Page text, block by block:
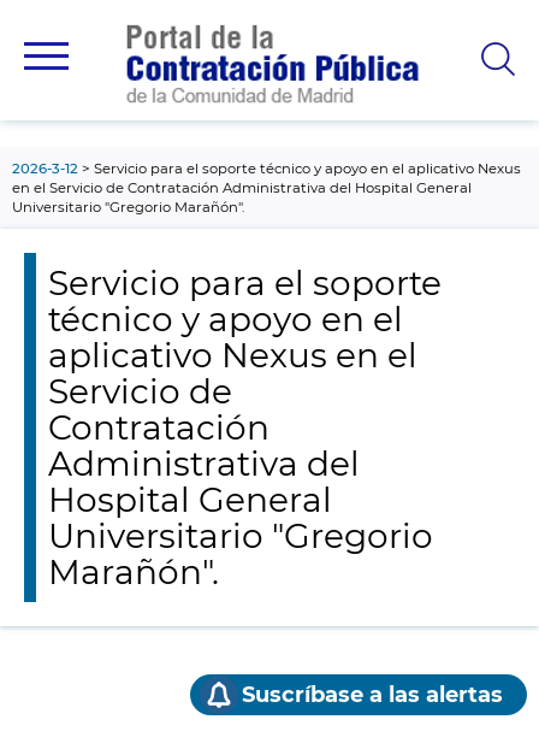
principal
2026-3-12
Servicio para el soporte técnico y apoyo en el aplicativo Nexus
en el Servicio de Contratación Administrativa del Hospital General
Universitario "Gregorio Marañón".
Servicio para el soporte
técnico y apoyo en el
aplicativo Nexus en el
Servicio de
Contratación
Administrativa del
Hospital General
Universitario "Gregorio
Marañón".
Suscríbase a las alertas